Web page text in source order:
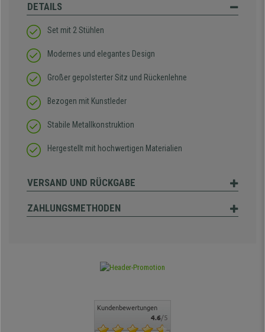
DETAILS
Set mit 2 Stühlen
Modernes und elegantes Design
Großer gepolsterter Sitz und Rückenlehne
Bezogen mit Kunstleder
Stabile Metallkonstruktion
Hergestellt mit hochwertigen Materialien
VERSAND UND RÜCKGABE
ZAHLUNGSMETHODEN
Kundenbewertungen
4.6/5